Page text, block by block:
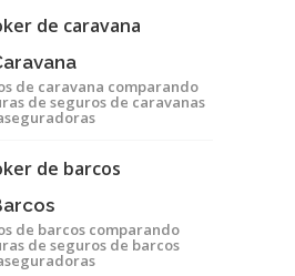
de caravana comparando
de seguros de caravanas
de barcos comparando
de seguros de barcos